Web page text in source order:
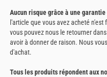
Aucun risque grâce à une
l'article que vous avez acheté
vous pouvez nous le retourner
avoir à donner de raison. Nous
d'achat.
Tous les produits répondent aux